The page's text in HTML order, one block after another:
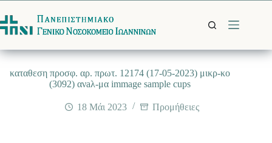
στο
περιεχόμενο
καταθεση προσφ. αρ. πρωτ. 12174 (17-05-2023) μικρ-κο
(3092) ανaλ-μα immage sample cups
18 Μάι 2023 Προμήθειες